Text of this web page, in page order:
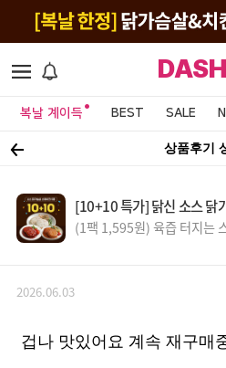
복날 계이득 BEST SALE
상품후기
[10+10 특가] 닭신 소스 닭
(1팩 1,595원) 육즙 터지는
2026.06.03
겁나 맛있어요 계속 재구매